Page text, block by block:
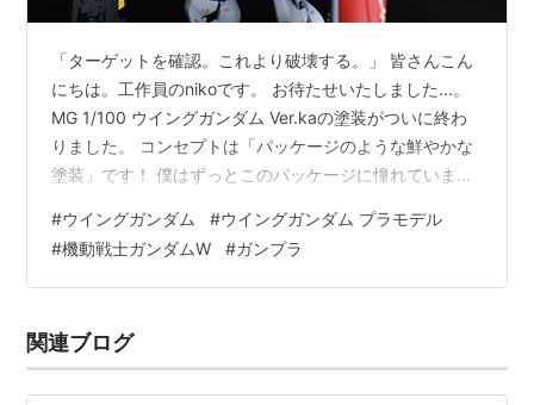
「ターゲットを確認。これより破壊する。」 皆さんこん
にちは。工作員のnikoです。 お待たせいたしました...。
MG 1/100 ウイングガンダム Ver.kaの塗装がついに終わ
りました。 コンセプトは「パッケージのような鮮やかな
塗装」です！ 僕はずっとこのパッケージに憧れていまし
ーを下地に作成していきます！ ...と意気込んでいたので
すが、下地のパープル系の色をつぶしすぎてしまい、い
まいちグラデーションがわからなくなってしまいまし
す。 アイデアは完ぺきだったので「ミカエリス」あた
り…
#ウイングガンダム #ウイングガンダム プラモデル
#機動戦士ガンダムW #ガンプラ
関連ブログ